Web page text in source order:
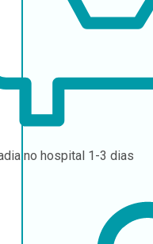
no hospital 1-3 dias